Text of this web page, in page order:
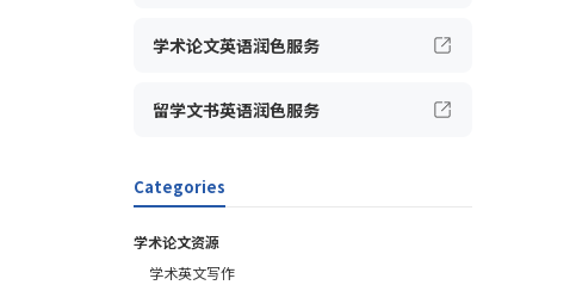
学术论文英语润色服务
留学文书英语润色服务
Categories
学术论文资源
学术英文写作